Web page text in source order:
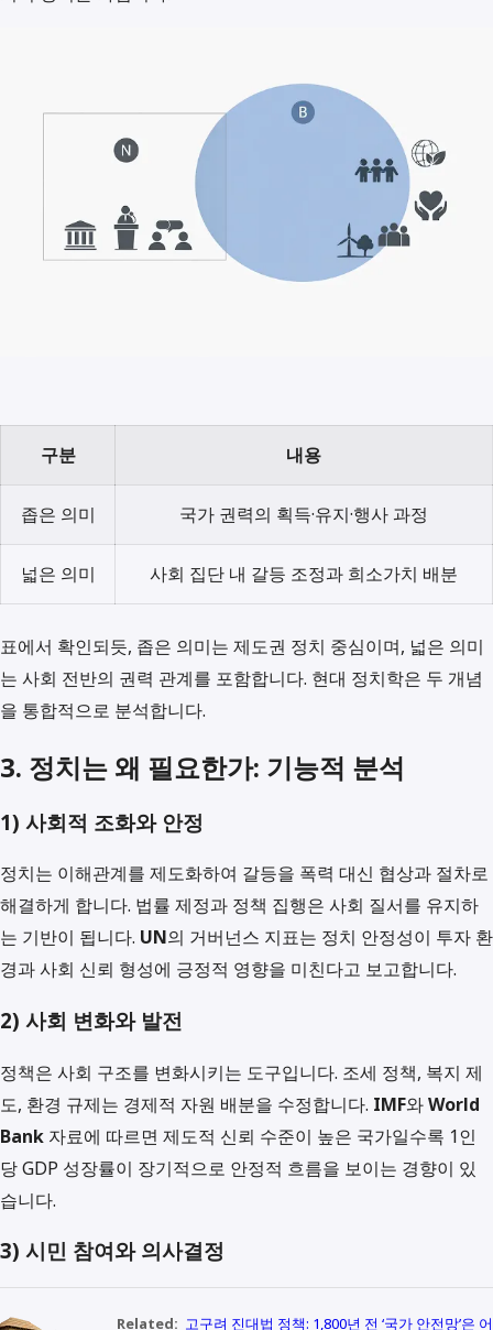
구분 내용
좁은 의미 국가 권력의 획득·유지·행사 과정
넓은 의미 사회 집단 내 갈등 조정과 희소가치 배분
표에서 확인되듯, 좁은 의미는 제도권 정치 중심이며, 넓은 의미
는 사회 전반의 권력 관계를 포함합니다. 현대 정치학은 두 개념
을 통합적으로 분석합니다.
3. 정치는 왜 필요한가: 기능적 분석
1) 사회적 조화와 안정
정치는 이해관계를 제도화하여 갈등을 폭력 대신 협상과 절차로
해결하게 합니다. 법률 제정과 정책 집행은 사회 질서를 유지하
는 기반이 됩니다. UN의 거버넌스 지표는 정치 안정성이 투자 환
경과 사회 신뢰 형성에 긍정적 영향을 미친다고 보고합니다.
2) 사회 변화와 발전
정책은 사회 구조를 변화시키는 도구입니다. 조세 정책, 복지 제
도, 환경 규제는 경제적 자원 배분을 수정합니다. IMF와World
Bank 자료에 따르면 제도적 신뢰 수준이 높은 국가일수록 1인
당 GDP 성장률이 장기적으로 안정적 흐름을 보이는 경향이 있
습니다.
3) 시민 참여와 의사결정
Related: 고구려 진대법 정책: 1,800년 전 ‘국가 안전망’은 어